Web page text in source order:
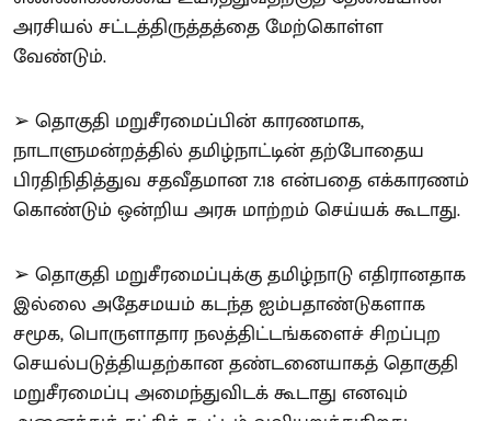
அரசியல் சட்டத்திருத்தத்தை மேற்கொள்ள
வேண்டும்.
➢ தொகுதி மறுசீரமைப்பின் காரணமாக,
நாடாளுமன்றத்தில் தமிழ்நாட்டின் தற்போதைய
பிரதிநிதித்துவ சதவீதமான 7.18 என்பதை எக்காரணம்
கொண்டும் ஒன்றிய அரசு மாற்றம் செய்யக் கூடாது.
➢ தொகுதி மறுசீரமைப்புக்கு தமிழ்நாடு எதிரானதாக
இல்லை அதேசமயம் கடந்த ஐம்பதாண்டுகளாக
சமூக, பொருளாதார நலத்திட்டங்களைச் சிறப்புற
செயல்படுத்தியதற்கான தண்டனையாகத் தொகுதி
மறுசீரமைப்பு அமைந்துவிடக் கூடாது எனவும்